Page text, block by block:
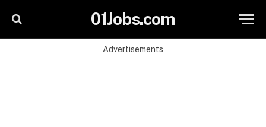
01Jobs.com
Advertisements